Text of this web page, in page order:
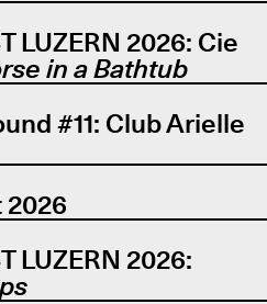
LUZERN 2026: Cie
in a Bathtub
#11: Club Arielle
2026
LUZERN 2026: